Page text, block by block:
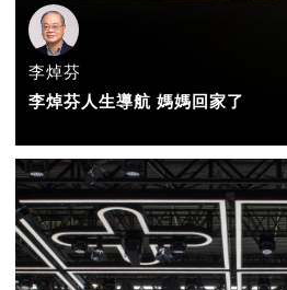
李焯芬
李焯芬人生導航 媽媽回家了